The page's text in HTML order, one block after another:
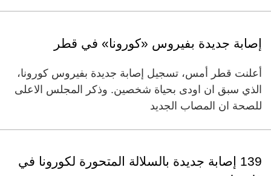
إصابة جديدة بفيروس «كورونا» في قطر
أعلنت قطر أمس، تسجيل إصابة جديدة بفيروس كورونا،
الذي سبق ان اودى بحياة شخصين. وذكر المجلس الاعلى
للصحة ان المصاب الجديد
139 إصابة جديدة بالسلالة المتحورة لكورونا في